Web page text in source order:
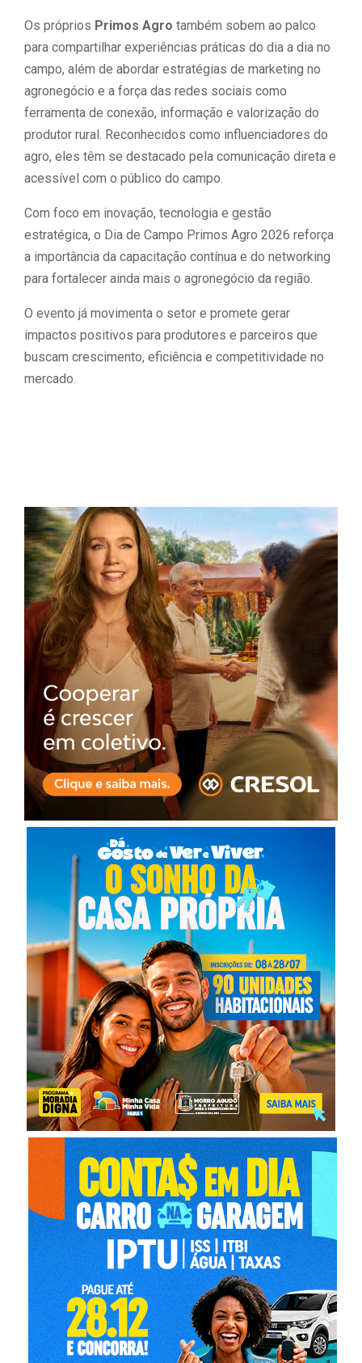
Os próprios Primos Agro também sobem ao palco
para compartilhar experiências práticas do dia a dia no
campo, além de abordar estratégias de marketing no
agronegócio e a força das redes sociais como
ferramenta de conexão, informação e valorização do
produtor rural. Reconhecidos como influenciadores do
agro, eles têm se destacado pela comunicação direta e
acessível com o público do campo.
Com foco em inovação, tecnologia e gestão
estratégica, o Dia de Campo Primos Agro 2026 reforça
a importância da capacitação contínua e do networking
para fortalecer ainda mais o agronegócio da região.
O evento já movimenta o setor e promete gerar
impactos positivos para produtores e parceiros que
buscam crescimento, eficiência e competitividade no
mercado.